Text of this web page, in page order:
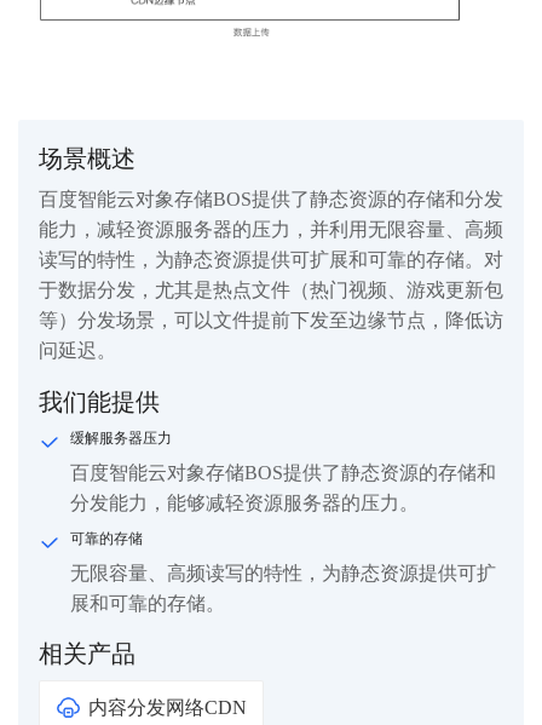
场景概述
百度智能云对象存储BOS提供了静态资源的存储和分发
能力，减轻资源服务器的压力，并利用无限容量、高频
读写的特性，为静态资源提供可扩展和可靠的存储。对
于数据分发，尤其是热点文件（热门视频、游戏更新包
等）分发场景，可以文件提前下发至边缘节点，降低访
问延迟。
我们能提供
缓解服务器压力
百度智能云对象存储BOS提供了静态资源的存储和
分发能力，能够减轻资源服务器的压力。
可靠的存储
无限容量、高频读写的特性，为静态资源提供可扩
展和可靠的存储。
相关产品
内容分发网络CDN